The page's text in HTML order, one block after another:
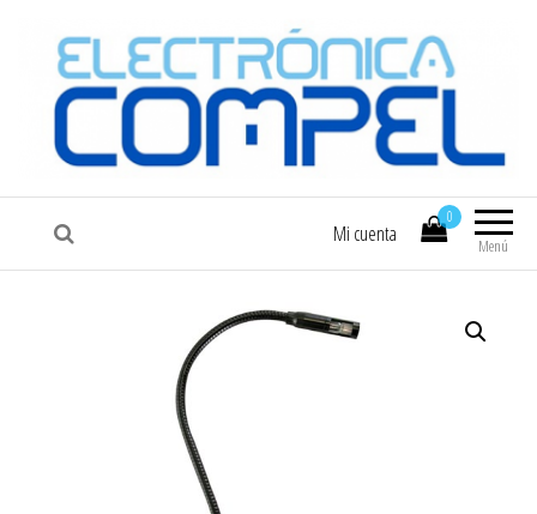
COMPEL Electrónica COMPEL
Menú
0
Mi cuenta